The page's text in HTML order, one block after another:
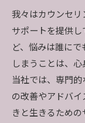
我々はカウンセリ
サポートを提供
ど、悩みは誰に
しまうことは、心
当社では、専門
の改善やアドバ
きと生きるため